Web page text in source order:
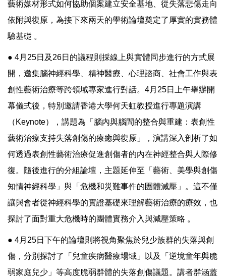
藝術媒材形式如何協助個案建立安全基地、從失落悲傷走向
依附與復原，為接下來兩天的學術論壇奠定了厚實的實務體
驗基礎 。
● 4月25日及26日的議程則採線上與實體同步進行的方式展
開，邀集腦神經科學、精神醫療、心理諮商、社會工作與表
創性藝術治療等跨領域專家進行對話。4月25日上午舉辦開
幕儀式後，特別邀請香港大學何天虹教授進行專題演講
（Keynote），講題為「腦內與腦間的整合與重建：表創性
藝術治療支持失落創傷的療癒與復原」，演講深入剖析了如
何透過表創性藝術治療促進創傷者的內在神經整合與人際修
復。隨後進行的分組論壇，主題延伸至「藝術、美學與創傷
知情神經科學」與「危機和災難事件的團體減壓」。這不僅
讓與會者從神經科學的實證基礎來理解藝術治療的療效，也
探討了面對重大危機時的團體實務介入與減壓策略 。
● 4月25日下午的論壇則將視角聚焦於兒少族群的失落與創
傷，分別探討了「兒童疾病醫療場域」以及「逆境童年與脆
弱家庭兒少」等高度脆弱群體的失落創傷議題。講者群涵蓋